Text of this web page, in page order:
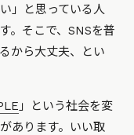
」と思っている人
。そこで、SNSを普
から大丈夫、とい
」という社会を変
あります。いい取